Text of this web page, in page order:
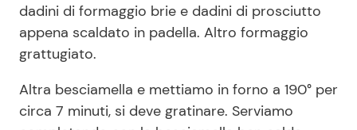
dadini di formaggio brie e dadini di prosciutto
appena scaldato in padella. Altro formaggio
grattugiato.
Altra besciamella e mettiamo in forno a 190° per
circa 7 minuti, si deve gratinare. Serviamo